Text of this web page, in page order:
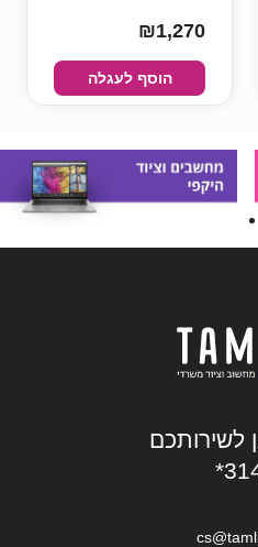
₪1,270
הוסף לעגלה
לשירותכם